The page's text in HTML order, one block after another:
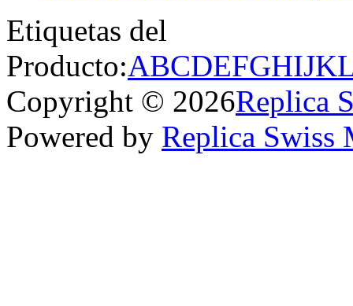
Etiquetas del
Producto:ABCDEFGHIJK
Copyright © 2026Replica
Powered by Replica Swiss